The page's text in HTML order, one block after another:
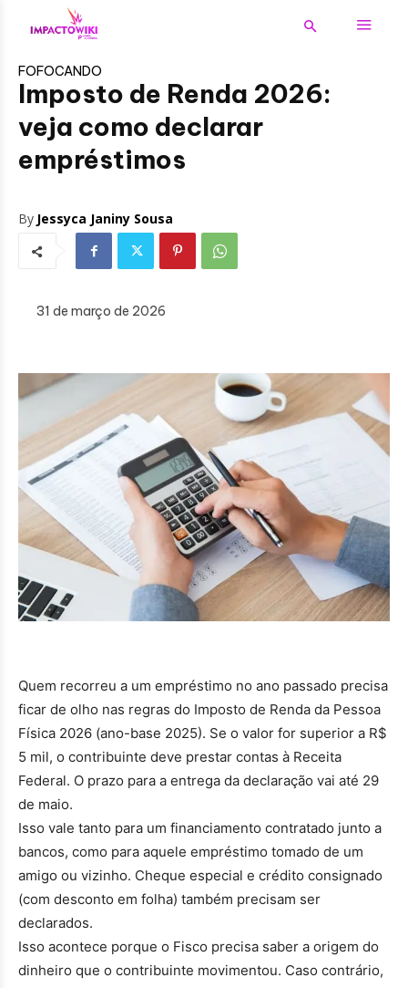
FOFOCANDO
Imposto de Renda 2026:
veja como declarar
empréstimos
By Jessyca Janiny Sousa
31 de março de 2026
Quem recorreu a um empréstimo no ano passado precisa
ficar de olho nas regras do Imposto de Renda da Pessoa
Física 2026 (ano-base 2025). Se o valor for superior a R$
5 mil, o contribuinte deve prestar contas à Receita
Federal. O prazo para a entrega da declaração vai até 29
de maio.
Isso vale tanto para um financiamento contratado junto a
bancos, como para aquele empréstimo tomado de um
amigo ou vizinho. Cheque especial e crédito consignado
(com desconto em folha) também precisam ser
declarados.
Isso acontece porque o Fisco precisa saber a origem do
dinheiro que o contribuinte movimentou. Caso contrário,